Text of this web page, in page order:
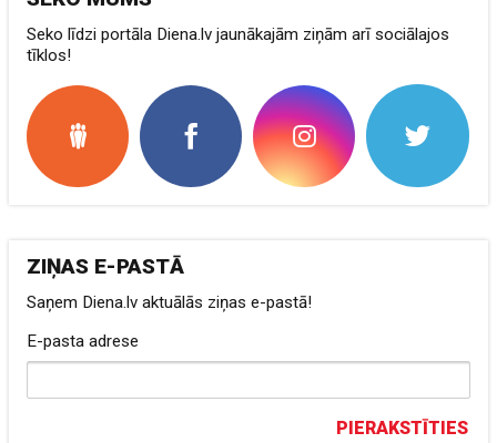
Seko līdzi portāla Diena.lv jaunākajām ziņām arī sociālajos
tīklos!
ZIŅAS E-PASTĀ
Saņem Diena.lv aktuālās ziņas e-pastā!
E-pasta adrese
PIERAKSTĪTIES